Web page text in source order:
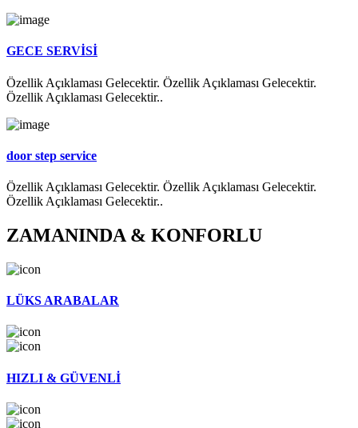
GECE SERVİSİ
Özellik Açıklaması Gelecektir. Özellik Açıklaması Gelecektir.
Özellik Açıklaması Gelecektir..
door step service
Özellik Açıklaması Gelecektir. Özellik Açıklaması Gelecektir.
Özellik Açıklaması Gelecektir..
ZAMANINDA & KONFORLU
LÜKS ARABALAR
HIZLI & GÜVENLİ